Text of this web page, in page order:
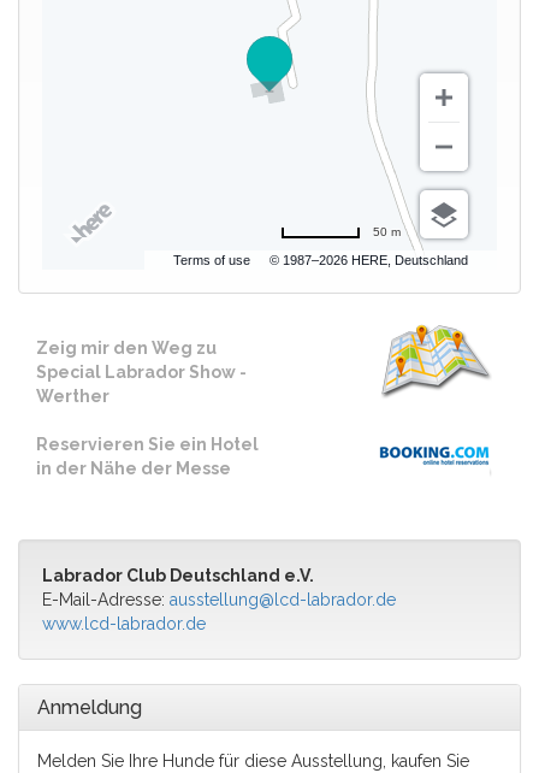
Terms of use © 1987–2026 HERE, Deutschland
50 m
Zeig mir den Weg zu
Special Labrador Show -
Werther
Reservieren Sie ein Hotel
in der Nähe der Messe
Labrador Club Deutschland e.V.
E-Mail-Adresse: ausstellung@lcd-labrador.de
www.lcd-labrador.de
Anmeldung
Melden Sie Ihre Hunde für diese Ausstellung, kaufen Sie